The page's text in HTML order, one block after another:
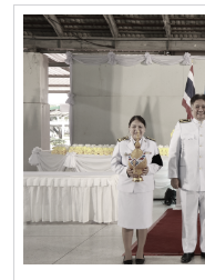
วิสาหกิจกลุ่มเกษตรกรเ
3. ประเภทนวัตกรชุมชน
เฉลิมชัย จันทร์ชา ประธ
ตำบลสำราญราษฎร์ 4. ป
รางวัล "ประกาศเกียรติ
ความสำเร็จครั้งนี้ไม่ได้
แสดงให้เห็นถึงผลสัมฤท
กระบวนการเรียนรู้ที่เห
Process) จากมหาวิทย
นวัตกรรม และเทคโนโ
#TDSMJU #TD
#คณะพัฒนาการท่องเที่ย